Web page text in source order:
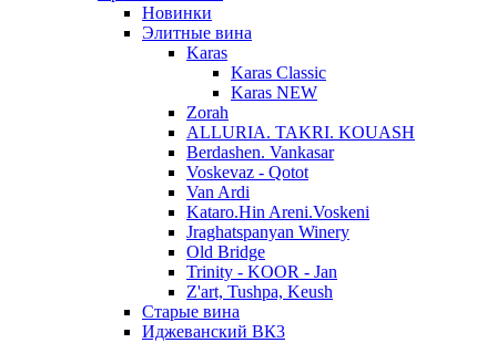
Новинки
Элитные вина
Karas
Karas Classic
Karas NEW
Zorah
ALLURIA. TAKRI. KOUASH
Berdashen. Vankasar
Voskevaz - Qotot
Van Ardi
Kataro.Hin Areni.Voskeni
Jraghatspanyan Winery
Old Bridge
Trinity - KOOR - Jan
Z'art, Tushpa, Keush
Старые вина
Иджеванский ВК3